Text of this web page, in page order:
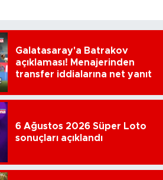
Galatasaray'a Batrakov
açıklaması! Menajerinden
transfer iddialarına net yanıt
6 Ağustos 2026 Süper Loto
sonuçları açıklandı